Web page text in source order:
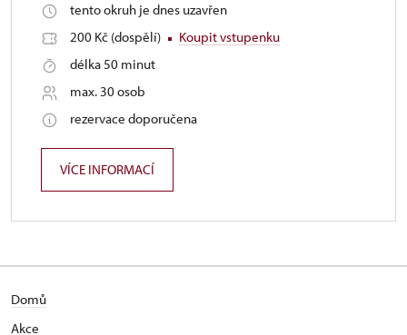
tento okruh je dnes uzavřen
200 Kč (dospělí)
Koupit vstupenku
délka 50 minut
max. 30 osob
rezervace doporučena
VÍCE INFORMACÍ
Domů
Akce